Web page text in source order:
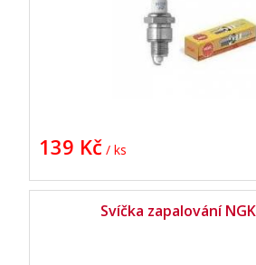
139 Kč / ks
Svíčka zapalování